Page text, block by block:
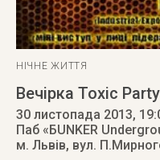
НІЧНЕ ЖИТТЯ
Вечірка Toxic Party
30 листопада 2013,
Паб «БUNKER
м. Львів, вул.